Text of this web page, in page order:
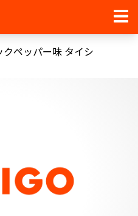
ペッパー味 タイシ